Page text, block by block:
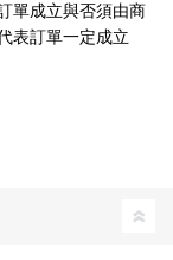
單成立與否須由商
表訂單一定成立